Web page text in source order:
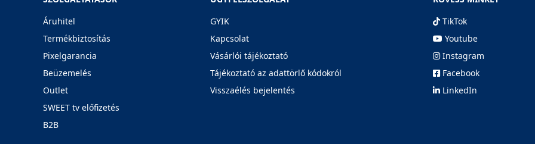
Áruhitel
Termékbiztosítás
Pixelgarancia
Beüzemelés
Outlet
SWEET tv előfizetés
B2B
GYIK
Kapcsolat
Vásárlói tájékoztató
Tájékoztató az adattörlő kódokról
Visszaélés bejelentés
TikTok
Youtube
Instagram
Facebook
LinkedIn